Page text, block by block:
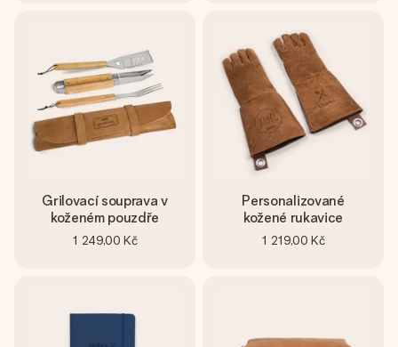
Grilovací souprava v
koženém pouzdře
1 249,00 Kč
Personalizované
kožené rukavice
1 219,00 Kč